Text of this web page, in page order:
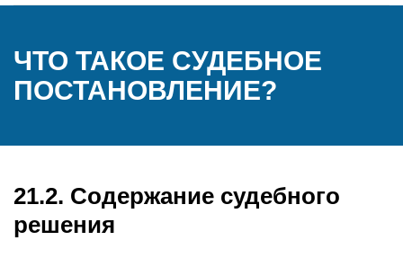
ЧТО ТАКОЕ СУДЕБНОЕ
ПОСТАНОВЛЕНИЕ?
21.2. Содержание судебного
решения